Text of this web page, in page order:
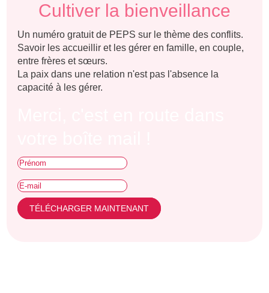
Cultiver la bienveillance
Un numéro gratuit de PEPS sur le thème des conflits.
Savoir les accueillir et les gérer en famille, en couple,
entre frères et sœurs.
La paix dans une relation n'est pas l'absence la
capacité à les gérer.
TÉLÉCHARGER MAINTENANT